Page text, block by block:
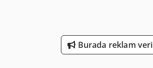
Yükleyici-Tekerlekli Yükleyici Iş
Çalışma Araç
Burada reklam